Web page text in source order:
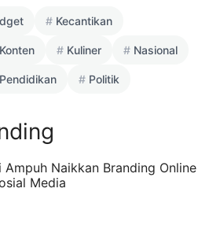
Kecantikan
Konten Kuliner Nasional
Pendidikan Politik
Ampuh Naikkan Branding Online
Media